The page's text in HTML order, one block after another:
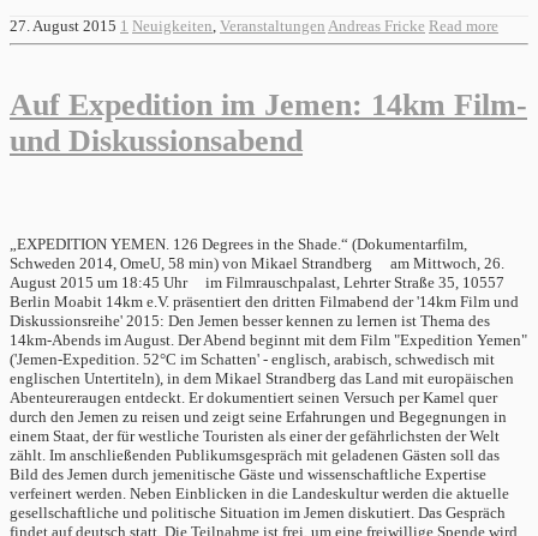
27. August 2015 1 Neuigkeiten Veranstaltungen Andreas Fricke Read more
Auf Expedition im Jemen: 14km Film-
und Diskussionsabend
„EXPEDITION YEMEN. 126 Degrees in the Shade.“ (Dokumentarfilm,
Schweden 2014, OmeU, 58 min) von Mikael Strandberg am Mittwoch, 26.
August 2015 um 18:45 Uhr im Filmrauschpalast, Lehrter Straße 35, 10557
Berlin Moabit 14km e.V. präsentiert den dritten Filmabend der '14km Film und
Diskussionsreihe' 2015: Den Jemen besser kennen zu lernen ist Thema des
14km-Abends im August. Der Abend beginnt mit dem Film "Expedition Yemen"
('Jemen-Expedition. 52°C im Schatten' - englisch, arabisch, schwedisch mit
englischen Untertiteln), in dem Mikael Strandberg das Land mit europäischen
Abenteureraugen entdeckt. Er dokumentiert seinen Versuch per Kamel quer
durch den Jemen zu reisen und zeigt seine Erfahrungen und Begegnungen in
einem Staat, der für westliche Touristen als einer der gefährlichsten der Welt
zählt. Im anschließenden Publikumsgespräch mit geladenen Gästen soll das
Bild des Jemen durch jemenitische Gäste und wissenschaftliche Expertise
verfeinert werden. Neben Einblicken in die Landeskultur werden die aktuelle
gesellschaftliche und politische Situation im Jemen diskutiert. Das Gespräch
findet auf deutsch statt. Die Teilnahme ist frei, um eine freiwillige Spende wird